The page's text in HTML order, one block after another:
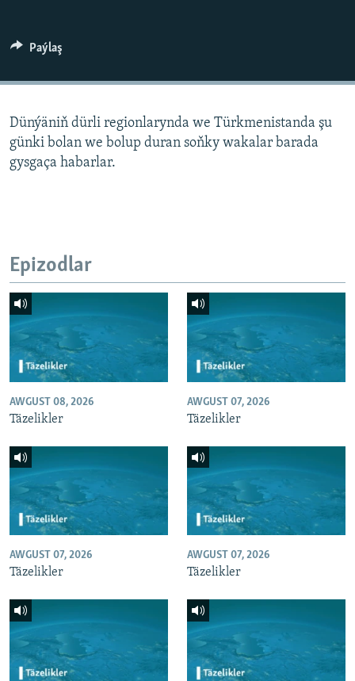
Paýlaş
Dünýäniň dürli regionlarynda we Türkmenistanda şu
günki bolan we bolup duran soňky wakalar barada
gysgaça habarlar.
Epizodlar
AWGUST 08, 2026
Täzelikler
AWGUST 07, 2026
Täzelikler
AWGUST 07, 2026
Täzelikler
AWGUST 07, 2026
Täzelikler